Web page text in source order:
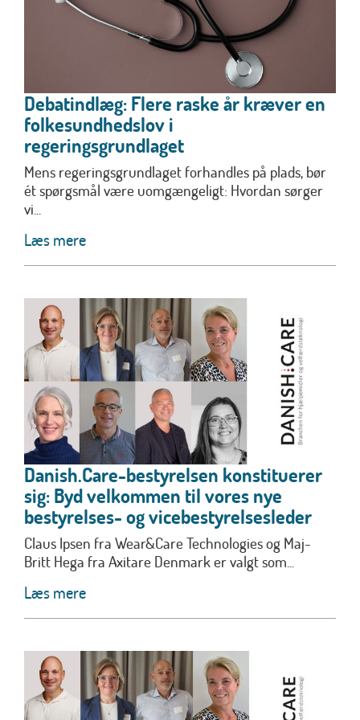
Debatindlæg: Flere raske år kræver en
folkesundhedslov i
regeringsgrundlaget
Mens regeringsgrundlaget forhandles på plads, bør
ét spørgsmål være uomgængeligt: Hvordan sørger
vi...
Læs mere
Danish.Care-bestyrelsen konstituerer
sig: Byd velkommen til vores nye
bestyrelses- og vicebestyrelsesleder
Claus Ipsen fra Wear&Care Technologies og Maj-
Britt Hega fra Axitare Denmark er valgt som...
Læs mere